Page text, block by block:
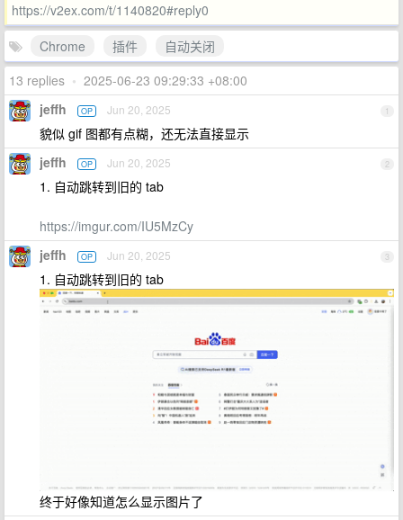
https://v2ex.com/t/1140820#reply0
Chrome
插件
自动关闭
13 replies • 2025-06-23 09:29:33 +08:00
1
jeffh OP Jun 20, 2025
貌似 gif 图都有点糊，还无法直接显示
2
jeffh OP Jun 20, 2025
1. 自动跳转到旧的 tab
https://imgur.com/IU5MzCy
3
jeffh OP Jun 20, 2025
1. 自动跳转到旧的 tab
终于好像知道怎么显示图片了